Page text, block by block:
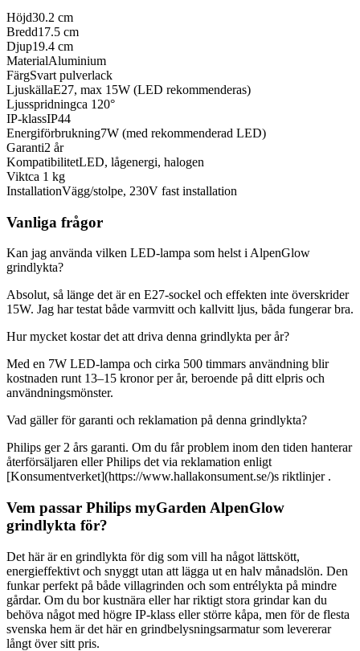
Höjd30.2 cm
Bredd17.5 cm
Djup19.4 cm
MaterialAluminium
FärgSvart pulverlack
LjuskällaE27, max 15W (LED rekommenderas)
Ljusspridningca 120°
IP-klassIP44
Energiförbrukning7W (med rekommenderad LED)
Garanti2 år
KompatibilitetLED, lågenergi, halogen
Viktca 1 kg
InstallationVägg/stolpe, 230V fast installation
Vanliga frågor
Kan jag använda vilken LED-lampa som helst i AlpenGlow
grindlykta?
Absolut, så länge det är en E27-sockel och effekten inte överskrider
15W. Jag har testat både varmvitt och kallvitt ljus, båda fungerar bra.
Hur mycket kostar det att driva denna grindlykta per år?
Med en 7W LED-lampa och cirka 500 timmars användning blir
kostnaden runt 13–15 kronor per år, beroende på ditt elpris och
användningsmönster.
Vad gäller för garanti och reklamation på denna grindlykta?
Philips ger 2 års garanti. Om du får problem inom den tiden hanterar
återförsäljaren eller Philips det via reklamation enligt
[Konsumentverket](https://www.hallakonsument.se/)s riktlinjer .
Vem passar Philips myGarden AlpenGlow
grindlykta för?
Det här är en grindlykta för dig som vill ha något lättskött,
energieffektivt och snyggt utan att lägga ut en halv månadslön. Den
funkar perfekt på både villagrinden och som entrélykta på mindre
gårdar. Om du bor kustnära eller har riktigt stora grindar kan du
behöva något med högre IP-klass eller större kåpa, men för de flesta
svenska hem är det här en grindbelysningsarmatur som levererar
långt över sitt pris.